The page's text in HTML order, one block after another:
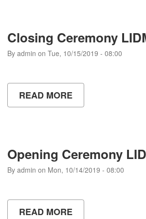
M.PD.,
M.SI.
&
ROCHMAT,
PH.D
Closing Ceremony
By admin on Tue, 10/15/2019 - 08:00
READ MORE
CLOSING
Opening Ceremony
By admin on Mon, 10/14/2019 - 08:00
READ MORE